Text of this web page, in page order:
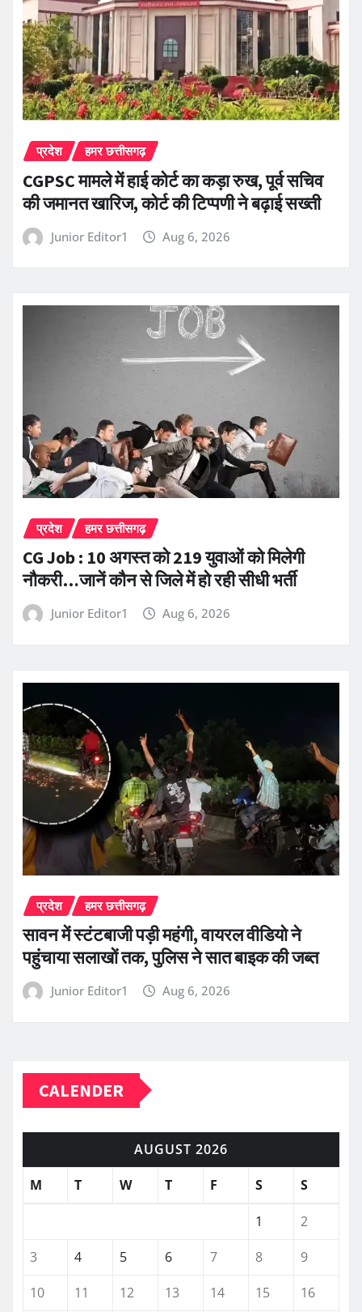
प्रदेश हमर छत्तीसगढ़
CGPSC मामले में हाई कोर्ट का कड़ा रुख, पूर्व सचिव
की जमानत खारिज, कोर्ट की टिप्पणी ने बढ़ाई सख्ती
Junior Editor1 Aug 6, 2026
प्रदेश हमर छत्तीसगढ़
CG Job : 10 अगस्त को 219 युवाओं को मिलेगी
नौकरी…जानें कौन से जिले में हो रही सीधी भर्ती
Junior Editor1 Aug 6, 2026
प्रदेश हमर छत्तीसगढ़
सावन में स्टंटबाजी पड़ी महंगी, वायरल वीडियो ने
पहुंचाया सलाखों तक, पुलिस ने सात बाइक की जब्त
Junior Editor1 Aug 6, 2026
CALENDER
AUGUST 2026
M
T W T F S S
1
2
3
4 5 6 7 8
9
10
11 12 13 14 15 16